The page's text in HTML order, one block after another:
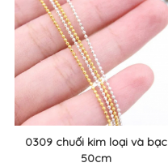
0309 chuối kim loại và bạc
50cm